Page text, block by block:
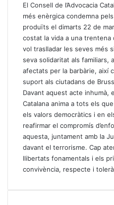
El Consell de l’Advocacia
més enèrgica condemna
produïts el dimarts 22 de
costat la vida a una
vol traslladar les seves més
seva solidaritat als familiars,
afectats per la barbàrie, així
suport als ciutadans de
Davant aquest acte inhumà,
Catalana anima a tots els
els valors democràtics i en
reafirmar el compromís
aquesta, juntament amb la
davant el terrorisme. Cap
llibertats fonamentals i els
convivència, respecte i